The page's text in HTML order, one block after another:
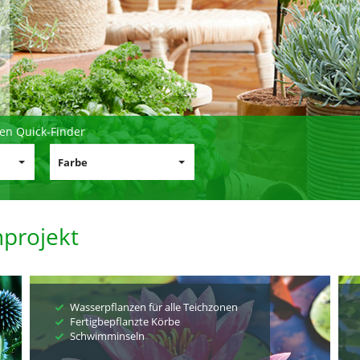
Quick-Finder
Farbe
Wasserpflanzen für alle Teichzonen
Fertigbepflanzte Körbe
Schwimminseln